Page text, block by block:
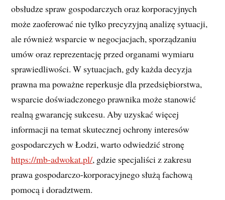
obsłudze spraw gospodarczych oraz korporacyjnych
może zaoferować nie tylko precyzyjną analizę sytuacji,
ale również wsparcie w negocjacjach, sporządzaniu
umów oraz reprezentację przed organami wymiaru
sprawiedliwości. W sytuacjach, gdy każda decyzja
prawna ma poważne reperkusje dla przedsiębiorstwa,
wsparcie doświadczonego prawnika może stanowić
realną gwarancję sukcesu. Aby uzyskać więcej
informacji na temat skutecznej ochrony interesów
gospodarczych w Łodzi, warto odwiedzić stronę
https://mb-adwokat.pl/, gdzie specjaliści z zakresu
prawa gospodarczo-korporacyjnego służą fachową
pomocą i doradztwem.